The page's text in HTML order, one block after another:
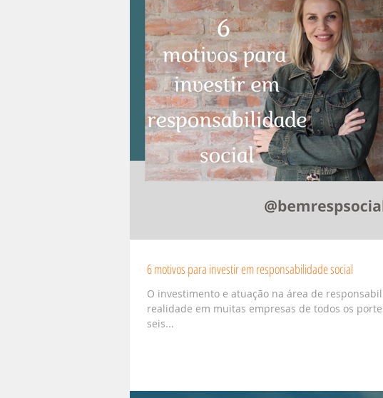
6 motivos para investir em responsabilidade social
O investimento e atuação na área de
realidade em muitas empresas de todos os portes.
seis...